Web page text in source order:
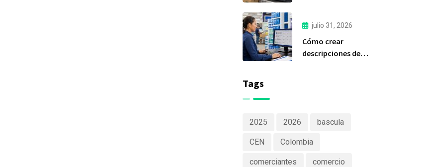
julio 31, 2026
Cómo crear
descripciones de
Tags
2025 2026 bascula
CEN Colombia
comerciantes comercio